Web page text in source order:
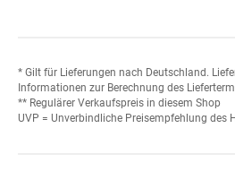
* Gilt für Lieferungen nach Deutschland.
Informationen zur Berechnung des
** Regulärer Verkaufspreis in diesem Shop
UVP = Unverbindliche Preisempfehlung des